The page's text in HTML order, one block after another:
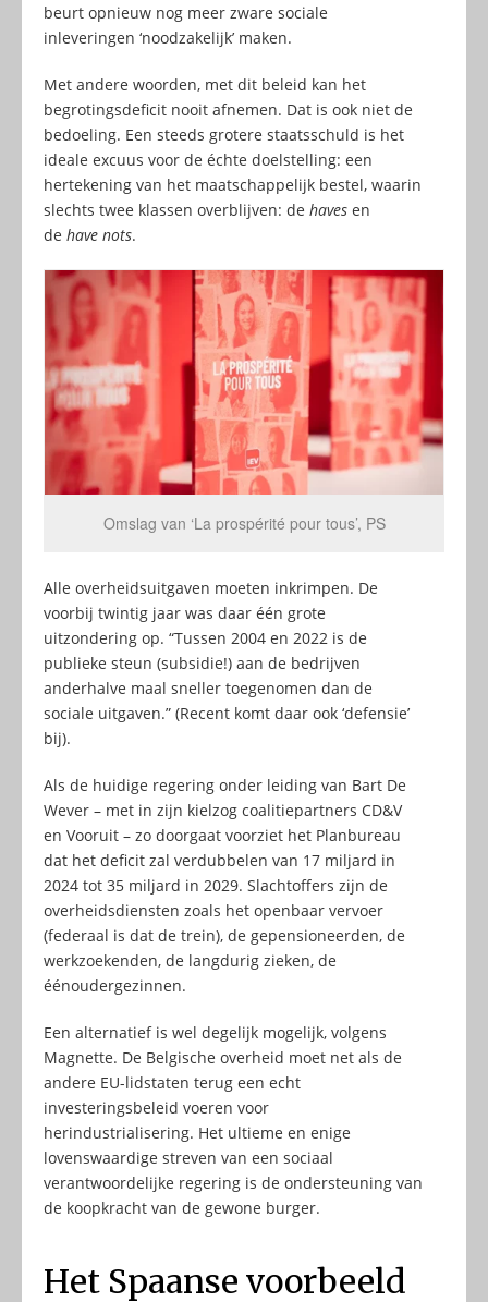
beurt opnieuw nog meer zware sociale
inleveringen ‘noodzakelijk’ maken.
Met andere woorden, met dit beleid kan het
begrotingsdeficit nooit afnemen. Dat is ook niet de
bedoeling. Een steeds grotere staatsschuld is het
ideale excuus voor de échte doelstelling: een
hertekening van het maatschappelijk bestel, waarin
slechts twee klassen overblijven: de haves en
de have nots.
Omslag van ‘La prospérité pour tous’, PS
Alle overheidsuitgaven moeten inkrimpen. De
voorbij twintig jaar was daar één grote
uitzondering op. “Tussen 2004 en 2022 is de
publieke steun (subsidie!) aan de bedrijven
anderhalve maal sneller toegenomen dan de
sociale uitgaven.” (Recent komt daar ook ‘defensie’
bij).
Als de huidige regering onder leiding van Bart De
Wever – met in zijn kielzog coalitiepartners CD&V
en Vooruit – zo doorgaat voorziet het Planbureau
dat het deficit zal verdubbelen van 17 miljard in
2024 tot 35 miljard in 2029. Slachtoffers zijn de
overheidsdiensten zoals het openbaar vervoer
(federaal is dat de trein), de gepensioneerden, de
werkzoekenden, de langdurig zieken, de
éénoudergezinnen.
Een alternatief is wel degelijk mogelijk, volgens
Magnette. De Belgische overheid moet net als de
andere EU-lidstaten terug een echt
investeringsbeleid voeren voor
herindustrialisering. Het ultieme en enige
lovenswaardige streven van een sociaal
verantwoordelijke regering is de ondersteuning van
de koopkracht van de gewone burger.
Het Spaanse voorbeeld